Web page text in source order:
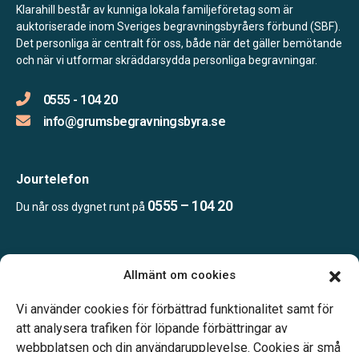
Allmänt om cookies
Vi använder cookies för förbättrad funktionalitet samt för
att analysera trafiken för löpande förbättringar av
webbplatsen och din användarupplevelse. Cookies är små
Klarahill består av kunniga lokala familjeföretag som är
auktoriserade inom Sveriges begravningsbyråers förbund (SBF).
Det personliga är centralt för oss, både när det gäller bemötande
och när vi utformar skräddarsydda personliga begravningar.
0555 - 104 20
info@grumsbegravningsbyra.se
Jourtelefon
Du når oss dygnet runt på 0555 – 104 20
Telefonjour dygnet runt.